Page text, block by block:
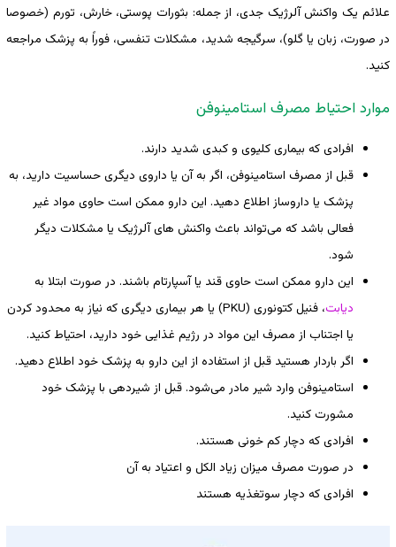
علائم یک واکنش آلرژیک جدی، از جمله: بثورات پوستی، خارش، تورم (خصوصا
در صورت، زبان یا گلو)، سرگیجه شدید، مشکلات تنفسی، فوراً به پزشک مراجعه
کنید.
موارد احتیاط مصرف استامینوفن
افرادی که بیماری کلیوی و کبدی شدید دارند.
قبل از مصرف استامینوفن، اگر به آن یا داروی دیگری حساسیت دارید، به
پزشک یا داروساز اطلاع دهید. این دارو ممکن است حاوی مواد غیر
فعالی باشد که می‌تواند باعث واکنش های آلرژیک یا مشکلات دیگر
شود.
این دارو ممکن است حاوی قند یا آسپارتام باشند. در صورت ابتلا به
دیابت
، فنیل کتونوری (PKU) یا هر بیماری دیگری که نیاز به محدود کردن
یا اجتناب از مصرف این مواد در رژیم غذایی خود دارید، احتیاط کنید.
اگر باردار هستید قبل از استفاده از این دارو به پزشک خود اطلاع دهید.
استامینوفن وارد شیر مادر می‌شود. قبل از شیردهی با پزشک خود
مشورت کنید.
افرادی که دچار کم خونی هستند.
در صورت مصرف میزان زیاد الکل و اعتیاد به آن
افرادی که دچار سوتغذیه هستند